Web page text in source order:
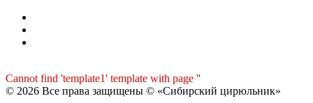
Cannot find 'template1' template with page ''
© 2026 Все права защищены © «Сибирский цирюльник»